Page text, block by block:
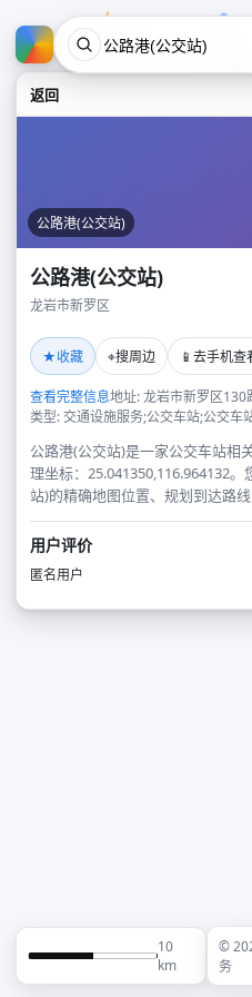
返回
公路港(公交站)
公路港(公交站)
龙岩市新罗区
★收藏 ⌖搜周边 📱 去手机查
查看完整信息地址: 龙岩市新罗区130
类型: 交通设施服务;公交车站;公交车
公路港(公交站)是一家公交车站相
理坐标：25.041350,116.964132
站)的精确地图位置、规划到达路
用户评价
匿名用户
10
km
©
务